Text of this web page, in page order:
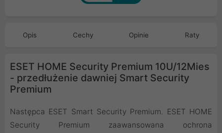
Opis Cechy Opinie Raty
ESET HOME Security Premium 10U/12Mies
- przedłużenie dawniej Smart Security
Premium
Następca ESET Smart Security Premium. ESET HOME
Security Premium zaawansowana ochrona